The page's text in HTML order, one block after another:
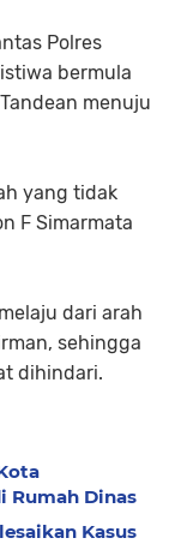
Polres
bermula
menuju
yang tidak
F Simarmata
dari arah
sehingga
dihindari.
Rumah Dinas
Kasus